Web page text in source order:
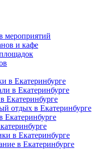
мероприятий
и кафе
в Екатеринбурге
в Екатеринбурге
Екатеринбурге
отдых в Екатеринбурге
Екатеринбурге
в Екатеринбурге
в Екатеринбурге